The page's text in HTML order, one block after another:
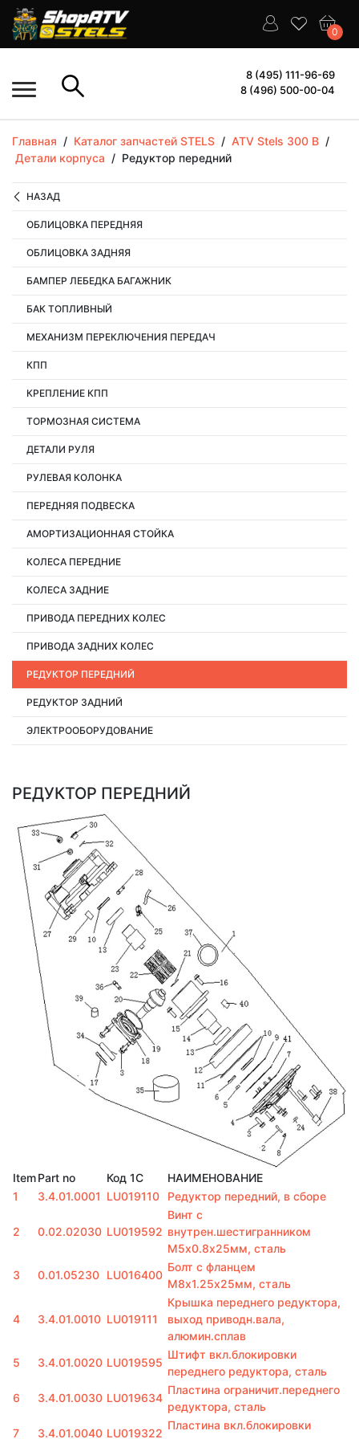
0
8 (495) 111-96-69
8 (496) 500-00-04
Главная / Каталог запчастей STELS / ATV Stels 300 B /
Детали корпуса / Редуктор передний
НАЗАД
ОБЛИЦОВКА ПЕРЕДНЯЯ
ОБЛИЦОВКА ЗАДНЯЯ
БАМПЕР ЛЕБЕДКА БАГАЖНИК
БАК ТОПЛИВНЫЙ
МЕХАНИЗМ ПЕРЕКЛЮЧЕНИЯ ПЕРЕДАЧ
КПП
КРЕПЛЕНИЕ КПП
ТОРМОЗНАЯ СИСТЕМА
ДЕТАЛИ РУЛЯ
РУЛЕВАЯ КОЛОНКА
ПЕРЕДНЯЯ ПОДВЕСКА
АМОРТИЗАЦИОННАЯ СТОЙКА
КОЛЕСА ПЕРЕДНИЕ
КОЛЕСА ЗАДНИЕ
ПРИВОДА ПЕРЕДНИХ КОЛЕС
ПРИВОДА ЗАДНИХ КОЛЕС
РЕДУКТОР ПЕРЕДНИЙ
РЕДУКТОР ЗАДНИЙ
ЭЛЕКТРООБОРУДОВАНИЕ
РЕДУКТОР ПЕРЕДНИЙ
ItemPart no Код 1С
НАИМЕНОВАНИЕ
1
3.4.01.0001 LU019110 Редуктор передний, в сборе
2 0.02.02030 LU019592
Винт с
внутрен.шестигранником
М5х0.8х25мм, сталь
3
0.01.05230 LU016400
Болт с фланцем
M8х1.25х25мм, сталь
4 3.4.01.0010 LU019111
Крышка переднего редуктора,
выход приводн.вала,
алюмин.сплав
5
3.4.01.0020 LU019595
Штифт вкл.блокировки
переднего редуктора, сталь
6
3.4.01.0030 LU019634
Пластина ограничит.переднего
редуктора, сталь
7
3.4.01.0040 LU019322
Пластина вкл.блокировки